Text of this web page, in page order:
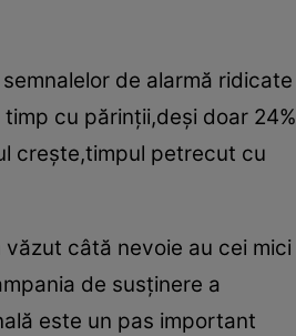
de alarmă ridicate
cu părinţii,deşi doar 24%
creşte,timpul petrecut cu
văzut câtă nevoie au cei mici
de susţinere a
este un pas important